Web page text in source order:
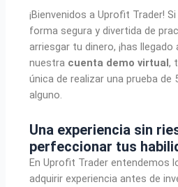
¡Bienvenidos a Uprofit Trader!
forma segura y divertida de
arriesgar tu dinero, ¡has llegado
nuestra cuenta demo virtual,
única de realizar una prueba de
alguno.
Una experiencia sin
perfeccionar tus
En Uprofit Trader entendemos
adquirir experiencia antes de